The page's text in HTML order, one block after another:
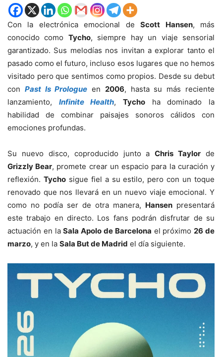
Con la electrónica emocional deScott Hansen, más
conocido como Tycho, siempre hay un viaje sensorial
garantizado. Sus melodías nos invitan a explorar tanto el
pasado como el futuro, incluso esos lugares que no hemos
visitado pero que sentimos como propios. Desde su debut
con Past Is Prologue en 2006, hasta su más reciente
lanzamiento, Infinite Health,Tycho ha dominado la
habilidad de combinar paisajes sonoros cálidos con
emociones profundas.
Su nuevo disco, coproducido junto aChris Taylor de
Grizzly Bear, promete crear un espacio para la curación y
reflexión. Tychosigue fiel a su estilo, pero con un toque
renovado que nos llevará en un nuevo viaje emocional. Y
como no podía ser de otra manera, Hansen presentará
este trabajo en directo. Los fans podrán disfrutar de su
actuación en laSala Apolo de Barcelona el próximo26 de
marzo, y en la Sala But de Madrid el día siguiente.